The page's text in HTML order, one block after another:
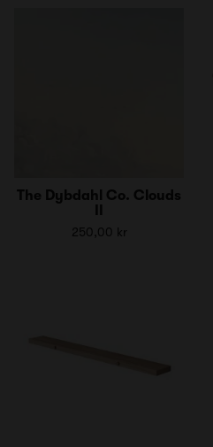
The Dybdahl Co. Clouds
250,00 kr